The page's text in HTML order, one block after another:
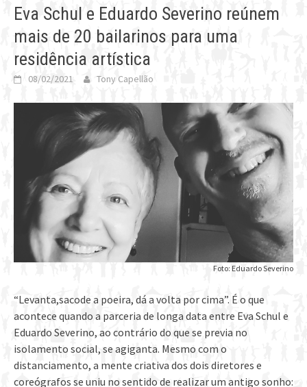
Eva Schul e Eduardo Severino reúnem
mais de 20 bailarinos para uma
residência artística
08/02/2021 Tony Capellão
Foto: Eduardo Severino
“Levanta,sacode a poeira, dá a volta por cima”. É o que
acontece quando a parceria de longa data entre Eva Schul e
Eduardo Severino, ao contrário do que se previa no
isolamento social, se agiganta. Mesmo com o
distanciamento, a mente criativa dos dois diretores e
coreógrafos se uniu no sentido de realizar um antigo sonho: